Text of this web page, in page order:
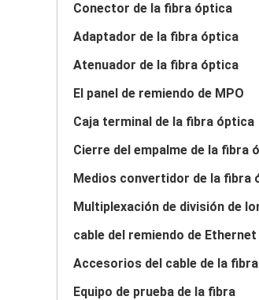
Conector de la fibra óptica
Adaptador de la fibra óptica
Atenuador de la fibra óptica
El panel de remiendo de MPO
Caja terminal de la fibra óptica
cable del remiendo de Ethernet
Accesorios del cable de la fibra
Equipo de prueba de la fibra